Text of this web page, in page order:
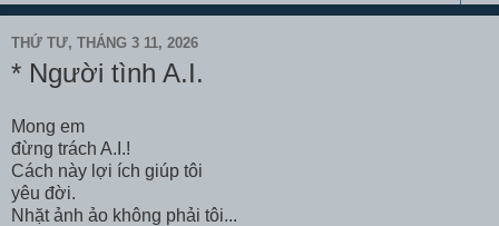
THỨ TƯ, THÁNG 3 11, 2026
* Người tình A.I.
Mong em
đừng trách A.I.!
Cách này lợi ích giúp tôi
yêu đời.
Nhặt ảnh ảo không phải tôi...